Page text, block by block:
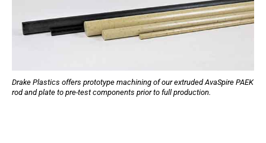
Drake Plastics offers prototype machining of our extruded AvaSpire PAEK
rod and plate to pre-test components prior to full production.